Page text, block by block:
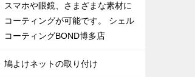
スマホや眼鏡、さまざまな素材に
コーティングが可能です。 シェル
コーティングBOND博多店
鳩よけネットの取り付け